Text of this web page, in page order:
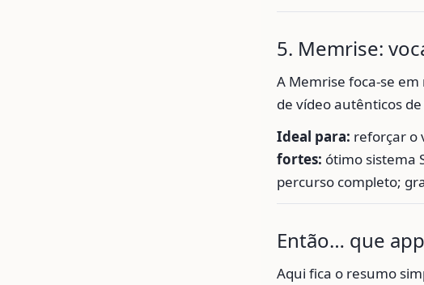
5. Memrise:
A Memrise foca-se
de vídeo autênticos
Ideal para: reforçar o
fortes: ótimo sistema
percurso completo;
Então… que
Aqui fica o resumo